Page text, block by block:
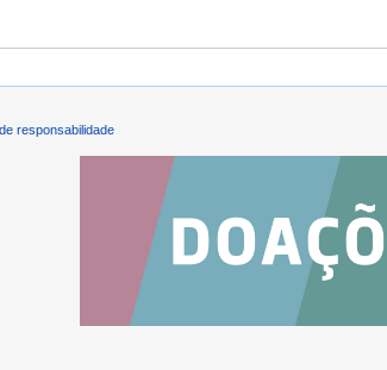
responsabilidade